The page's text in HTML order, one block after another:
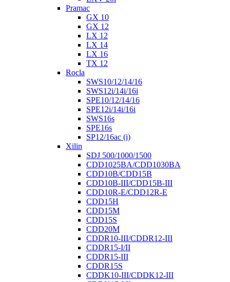
Pramac
GX 10
GX 12
LX 12
LX 14
LX 16
TX 12
Rocla
SWS10/12/14/16
SWS12i/14i/16i
SPE10/12/14/16
SPE12i/14i/16i
SWS16s
SPE16s
SP12/16ac (i)
Xilin
SDJ 500/1000/1500
CDD1025BA/CDD1030BA
CDD10B/CDD15B
CDD10B-III/CDD15B-III
CDD10R-E/CDD12R-E
CDD15H
CDD15M
CDD15S
CDD20M
CDDR10-III/CDDR12-III
CDDR15-I/II
CDDR15-III
CDDR15S
CDDK10-III/CDDK12-III